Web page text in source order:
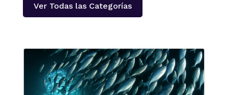
Ver Todas las Categorías